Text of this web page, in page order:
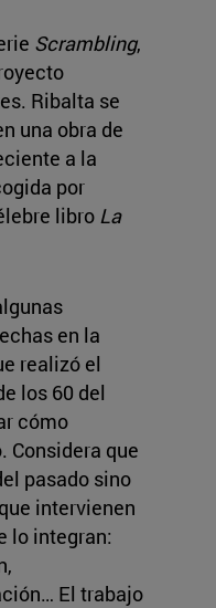
Scrambling,
Ribalta se
una obra de
a la
por
libro La
en la
realizó el
los 60 del
cómo
Considera que
pasado sino
intervienen
lo integran:
El trabajo